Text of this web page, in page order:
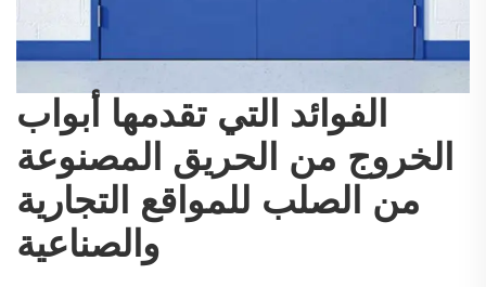
الفوائد التي تقدمها أبواب
الخروج من الحريق المصنوعة
من الصلب للمواقع التجارية
والصناعية